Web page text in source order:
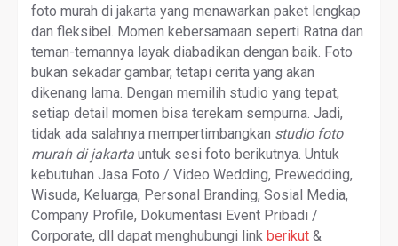
foto murah di jakarta yang menawarkan paket lengkap
dan fleksibel. Momen kebersamaan seperti Ratna dan
teman-temannya layak diabadikan dengan baik. Foto
bukan sekadar gambar, tetapi cerita yang akan
dikenang lama. Dengan memilih studio yang tepat,
setiap detail momen bisa terekam sempurna. Jadi,
tidak ada salahnya mempertimbangkan studio foto
murah di jakarta untuk sesi foto berikutnya. Untuk
kebutuhan Jasa Foto / Video Wedding, Prewedding,
Wisuda, Keluarga, Personal Branding, Sosial Media,
Company Profile, Dokumentasi Event Pribadi /
Corporate, dll dapat menghubungi link berikut &